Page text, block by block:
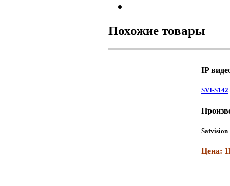
Похожие товары
IP
SVI-S142
Satvision
Цена: